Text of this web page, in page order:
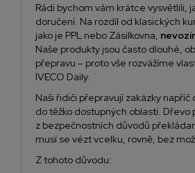
Rádi bychom vám krátce vysvětlili,
doručení. Na rozdíl od klasických
jako je PPL nebo Zásilkovna,
Naše produkty jsou často dlouhé,
přepravu – proto vše rozvážíme
IVECO Daily.
Naši řidiči přepravují zakázky napříč
do těžko dostupných oblastí. Dřevo
z bezpečnostních důvodů
musí se vézt vcelku, rovně, bez
Z tohoto důvodu: